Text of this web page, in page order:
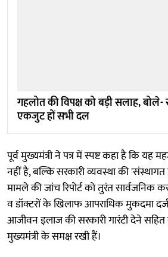
गहलोत की विपक्ष को बड़ी सलाह,
एकजुट हों सभी दल
पूर्व मुख्यमंत्री ने पत्र में स्पष्ट कहा है कि यह
नहीं है, बल्कि सरकारी व्यवस्था की
मामले की जांच रिपोर्ट को तुरंत सार्वजनिक
व डॉक्टरों के खिलाफ आपराधिक मुकदमा
आजीवन इलाज की सरकारी गारंटी देने
मुख्यमंत्री के समक्ष रखी हैं।